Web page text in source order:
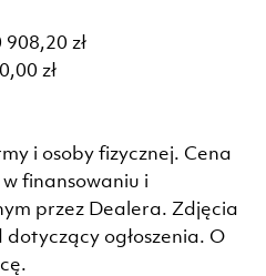
zł
zł
i osoby fizycznej. Cena
finansowaniu i
przez Dealera. Zdjęcia
ogłoszenia. O